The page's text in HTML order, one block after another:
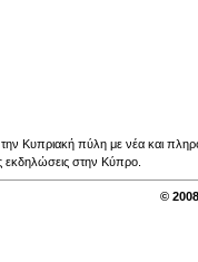
Κυπριακή πύλη με νέα και
εκδηλώσεις στην Κύπρο.
©